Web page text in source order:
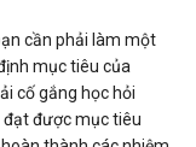
cần phải làm một
mục tiêu của
cố gắng học hỏi
đạt được mục tiêu